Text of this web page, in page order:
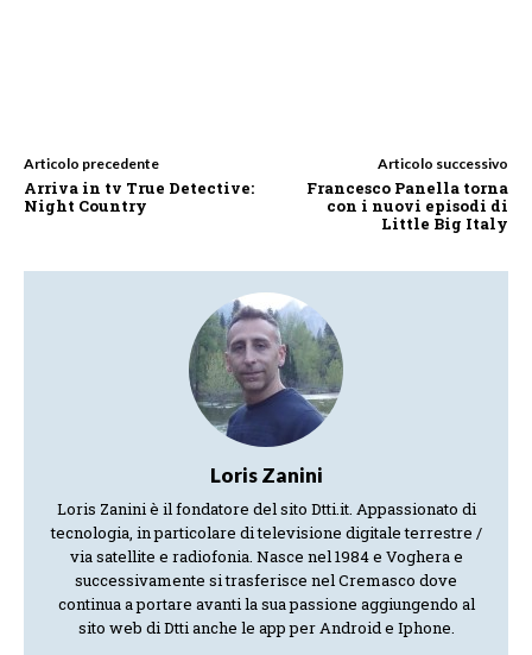
Articolo precedente
Arriva in tv True Detective:
Night Country
Articolo successivo
Francesco Panella torna
con i nuovi episodi di
Little Big Italy
Loris Zanini
Loris Zanini è il fondatore del sito Dtti.it. Appassionato di
tecnologia, in particolare di televisione digitale terrestre /
via satellite e radiofonia. Nasce nel 1984 e Voghera e
successivamente si trasferisce nel Cremasco dove
continua a portare avanti la sua passione aggiungendo al
sito web di Dtti anche le app per Android e Iphone.